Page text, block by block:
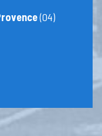
(04)